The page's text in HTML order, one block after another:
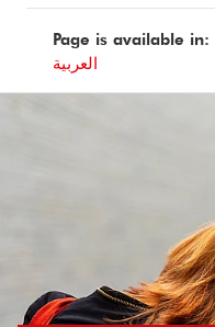
Page is available in:
Page
العربية